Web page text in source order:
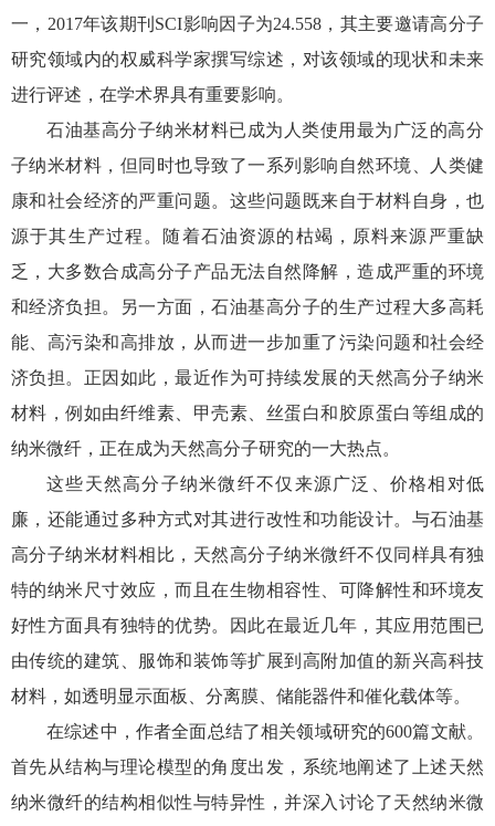
一，2017年该期刊SCI影响因子为24.558，其主要邀请高分子
研究领域内的权威科学家撰写综述，对该领域的现状和未来
进行评述，在学术界具有重要影响。
石油基高分子纳米材料已成为人类使用最为广泛的高分
子纳米材料，但同时也导致了一系列影响自然环境、人类健
康和社会经济的严重问题。这些问题既来自于材料自身，也
源于其生产过程。随着石油资源的枯竭，原料来源严重缺
乏，大多数合成高分子产品无法自然降解，造成严重的环境
和经济负担。另一方面，石油基高分子的生产过程大多高耗
能、高污染和高排放，从而进一步加重了污染问题和社会经
济负担。正因如此，最近作为可持续发展的天然高分子纳米
材料，例如由纤维素、甲壳素、丝蛋白和胶原蛋白等组成的
纳米微纤，正在成为天然高分子研究的一大热点。
这些天然高分子纳米微纤不仅来源广泛、价格相对低
廉，还能通过多种方式对其进行改性和功能设计。与石油基
高分子纳米材料相比， 天然高分子纳米微纤不仅同样具有独
特的纳米尺寸效应，而且在生物相容性、可降解性和环境友
好性方面具有独特的优势。因此在最近几年，其应用范围已
由传统的建筑、服饰和装饰等扩展到高附加值的新兴高科技
材料，如透明显示面板、分离膜、储能器件和催化载体等。
在综述中，作者全面总结了相关领域研究的600篇文献。
首先从结构与理论模型的角度出发，系统地阐述了上述天然
纳米微纤的结构相似性与特异性，并深入讨论了天然纳米微